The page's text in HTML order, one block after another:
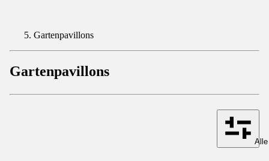
Gartenpavillons
Gartenpavillons